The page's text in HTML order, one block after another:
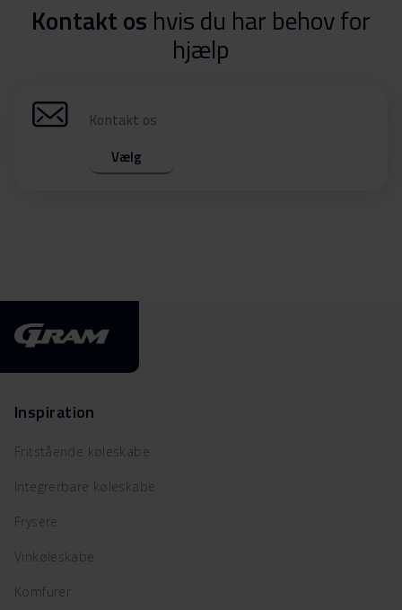
Kontakt os hvis du har behov for
hjælp
Kontakt os
Vælg
Inspiration
Fritstående køleskabe
Integrerbare køleskabe
Frysere
Vinkøleskabe
Komfurer